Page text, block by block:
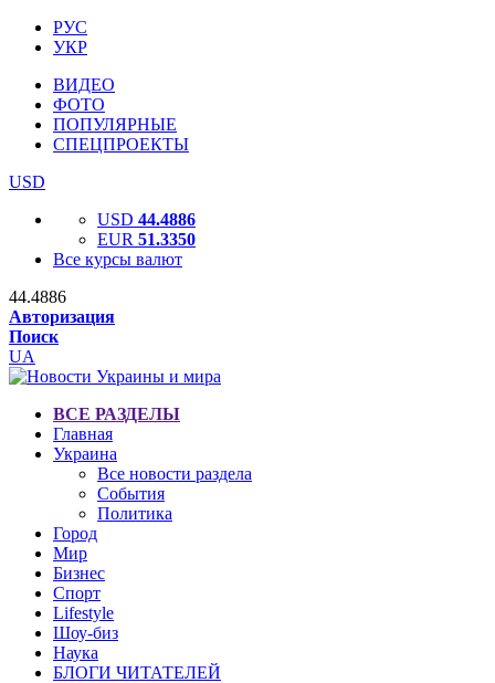
РУС
УКР
ВИДЕО
ФОТО
ПОПУЛЯРНЫЕ
СПЕЦПРОЕКТЫ
USD
USD 44.4886
EUR 51.3350
Все курсы валют
44.4886
Авторизация
Поиск
UA
ВСЕ РАЗДЕЛЫ
Главная
Украина
Все новости раздела
События
Политика
Город
Мир
Бизнес
Спорт
Lifestyle
Шоу-биз
Наука
БЛОГИ ЧИТАТЕЛЕЙ